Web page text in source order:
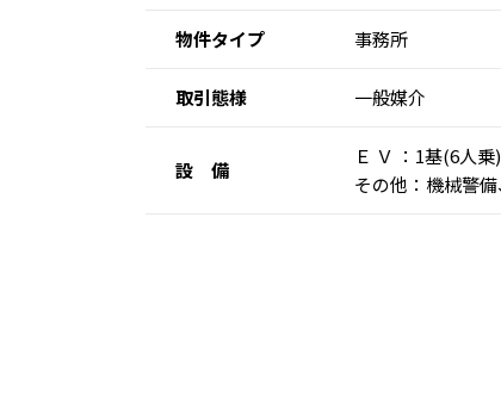
物件タイプ 事務所
取引態様 一般媒介
設 備
Ｅ Ｖ ：1基(6人
その他：機械警